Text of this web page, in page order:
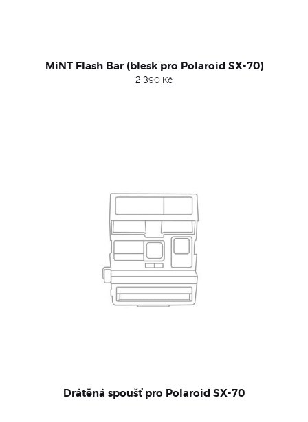
MiNT Flash Bar (blesk pro Polaroid SX-70)
2 390 Kč
Drátěná spoušť pro Polaroid SX-70